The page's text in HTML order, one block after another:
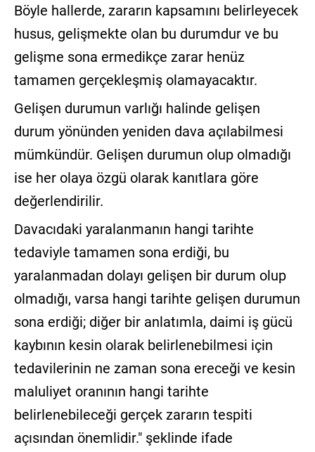
Böyle hallerde, zararın kapsamını belirleyecek
husus, gelişmekte olan bu durumdur ve bu
gelişme sona ermedikçe zarar henüz
tamamen gerçekleşmiş olamayacaktır.
Gelişen durumun varlığı halinde gelişen
durum yönünden yeniden dava açılabilmesi
mümkündür. Gelişen durumun olup olmadığı
ise her olaya özgü olarak kanıtlara göre
değerlendirilir.
Davacıdaki yaralanmanın hangi tarihte
tedaviyle tamamen sona erdiği, bu
yaralanmadan dolayı gelişen bir durum olup
olmadığı, varsa hangi tarihte gelişen durumun
sona erdiği; diğer bir anlatımla, daimi iş gücü
kaybının kesin olarak belirlenebilmesi için
tedavilerinin ne zaman sona ereceği ve kesin
maluliyet oranının hangi tarihte
belirlenebileceği gerçek zararın tespiti
açısından önemlidir." şeklinde ifade